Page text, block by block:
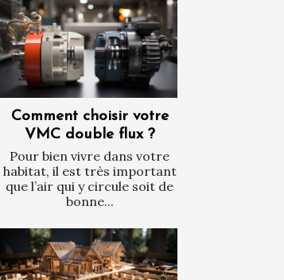
Comment choisir votre
VMC double flux ?
Pour bien vivre dans votre
habitat, il est très important
que l’air qui y circule soit de
bonne...